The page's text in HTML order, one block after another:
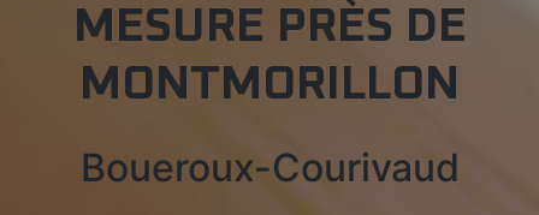
MESURE PRÈS DE
MONTMORILLON
Boueroux-Courivaud